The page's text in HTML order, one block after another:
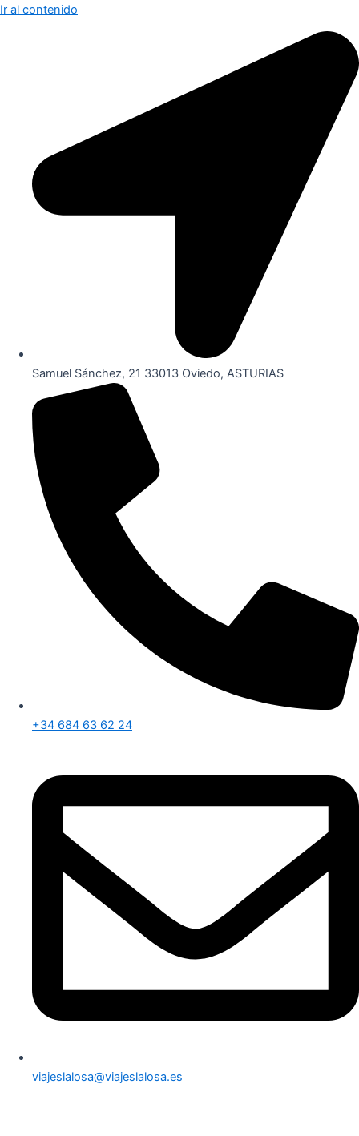
Ir al contenido
Samuel Sánchez, 21 33013 Oviedo, ASTURIAS
+34 684 63 62 24
viajeslalosa@viajeslalosa.es